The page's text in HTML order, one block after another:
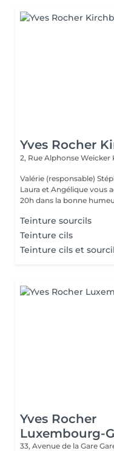
Yves Rocher
2, Rue Alphonse Weicker
Valérie (responsable)
Laura et Angélique vous
Teinture sourcils
Teinture cils
Teinture cils et
Yves Rocher
Luxembourg-
33, Avenue de la Gare